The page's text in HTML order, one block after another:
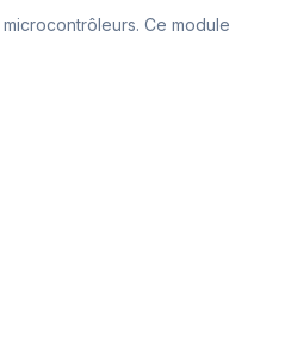
Ce module